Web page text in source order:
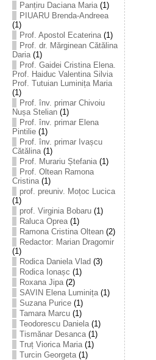
Panțiru Daciana Maria(1)
PIUARU Brenda-Andreea
(1)
Prof. Apostol Ecaterina(1)
Prof. dr. Mărginean Cătălina
Daria(1)
Prof. Gaidei Cristina Elena.
Prof. Haiduc Valentina Silvia
Prof. Tutuian Luminița Maria
(1)
Prof. înv. primar Chivoiu
Nușa Stelian(1)
Prof. înv. primar Elena
Pintilie(1)
Prof. înv. primar Ivașcu
Cătălina(1)
Prof. Murariu Ștefania(1)
Prof. Oltean Ramona
Cristina(1)
prof. preuniv. Moțoc Lucica
(1)
prof. Virginia Bobaru(1)
Raluca Oprea(1)
Ramona Cristina Oltean(2)
Redactor: Marian Dragomir
(1)
Rodica Daniela Vlad (3)
Rodica Ionașc (1)
Roxana Jipa(2)
SAVIN Elena Luminița(1)
Suzana Purice(1)
Tamara Marcu(1)
Teodorescu Daniela(1)
Tismănar Desanca(1)
Truț Viorica Maria(1)
Turcin Georgeta(1)